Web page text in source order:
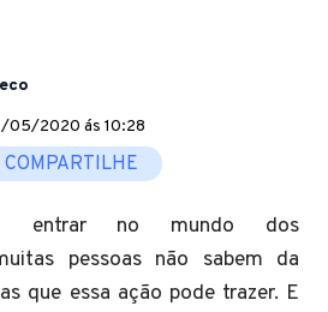
05/2020 ás 10:28
COMPARTILHE
entrar no mundo dos
pessoas não sabem da
que essa ação pode trazer. E